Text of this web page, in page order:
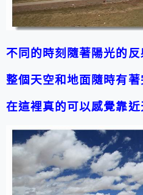
不同的時刻隨著陽光的反
整個天空和地面隨時有
在這裡真的可以感覺靠近